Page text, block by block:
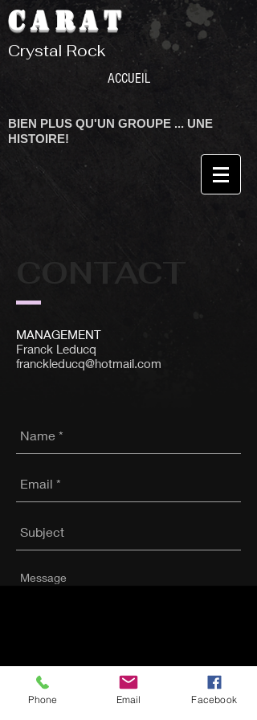
CARAT
Crystal Rock
ACCUEIL
BIEN PLUS QU'UN GROUPE ... UNE
HISTOIRE!
CONTACT
MANAGEMENT
Franck Leducq
franckleducq@hotmail.com
Send
Phone Email Facebook